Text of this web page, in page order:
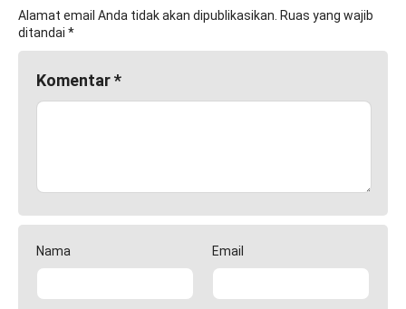
Alamat email Anda tidak akan dipublikasikan. Ruas yang wajib
ditandai *
Komentar*
Nama Email